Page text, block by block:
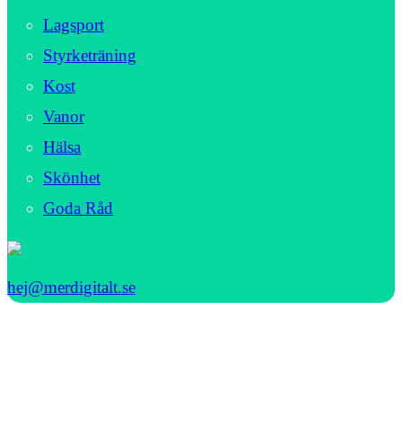
Lagsport
Styrketräning
Kost
Vanor
Hälsa
Skönhet
Goda Råd
hej@merdigitalt.se